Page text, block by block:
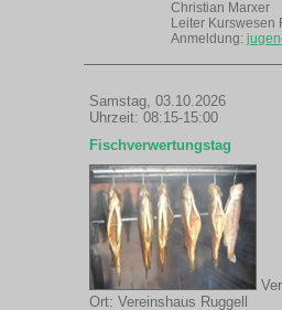
Christian Marxer
Leiter Kurswesen
Anmeldung:
Samstag, 03.10.2026
Uhrzeit: 08:15-15:00
Fischverwertungstag
Ort: Vereinshaus Ruggell